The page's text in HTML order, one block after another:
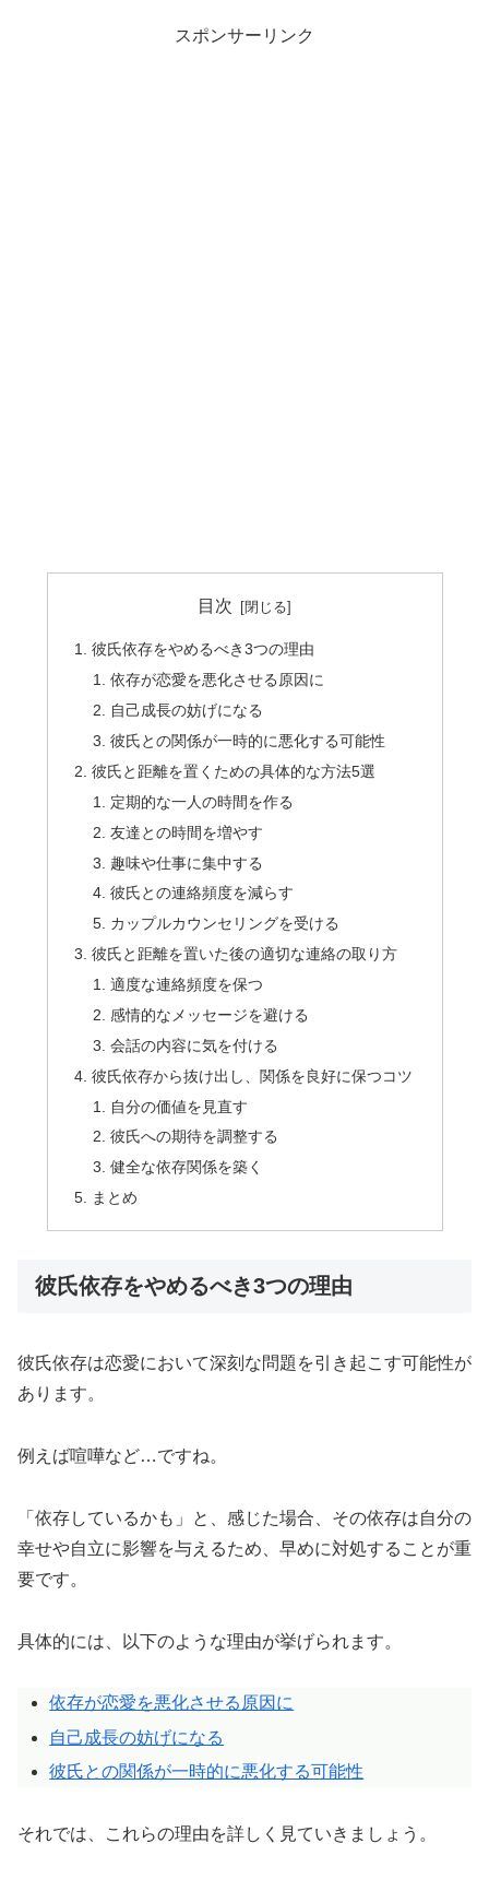
スポンサーリンク
目次
彼氏依存をやめるべき3つの理由
依存が恋愛を悪化させる原因に
自己成長の妨げになる
彼氏との関係が一時的に悪化する可能性
彼氏と距離を置くための具体的な方法5選
定期的な一人の時間を作る
友達との時間を増やす
趣味や仕事に集中する
彼氏との連絡頻度を減らす
カップルカウンセリングを受ける
彼氏と距離を置いた後の適切な連絡の取り方
適度な連絡頻度を保つ
感情的なメッセージを避ける
会話の内容に気を付ける
彼氏依存から抜け出し、関係を良好に保つコツ
自分の価値を見直す
彼氏への期待を調整する
健全な依存関係を築く
まとめ
彼氏依存をやめるべき3つの理由
彼氏依存は恋愛において深刻な問題を引き起こす可能性が
あります。
例えば喧嘩など…ですね。
「依存しているかも」と、感じた場合、その依存は自分の
幸せや自立に影響を与えるため、早めに対処することが重
要です。
具体的には、以下のような理由が挙げられます。
依存が恋愛を悪化させる原因に
自己成長の妨げになる
彼氏との関係が一時的に悪化する可能性
それでは、これらの理由を詳しく見ていきましょう。